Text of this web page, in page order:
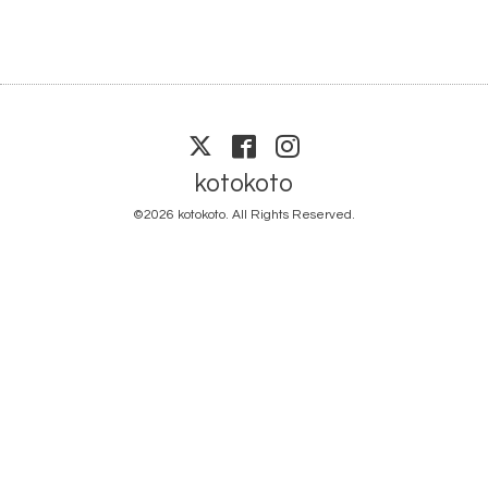
kotokoto
©2026 kotokoto. All Rights Reserved.